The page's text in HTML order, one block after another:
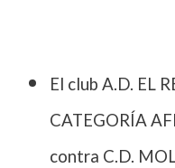
El club A.D. EL
CATEGORÍA
contra C.D.